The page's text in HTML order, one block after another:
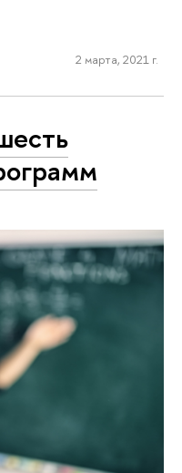
2 марта, 2021 г.